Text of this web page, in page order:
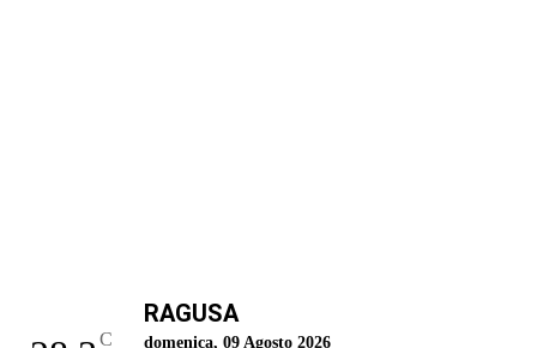
C
RAGUSA
domenica, 09 Agosto 2026